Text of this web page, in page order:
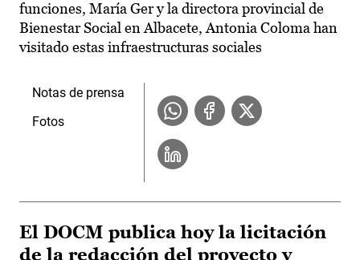
funciones, María Ger y la directora provincial de
Bienestar Social en Albacete, Antonia Coloma han
visitado estas infraestructuras sociales
Notas de prensa
Fotos
El DOCM publica hoy la licitación
de la redacción del proyecto y